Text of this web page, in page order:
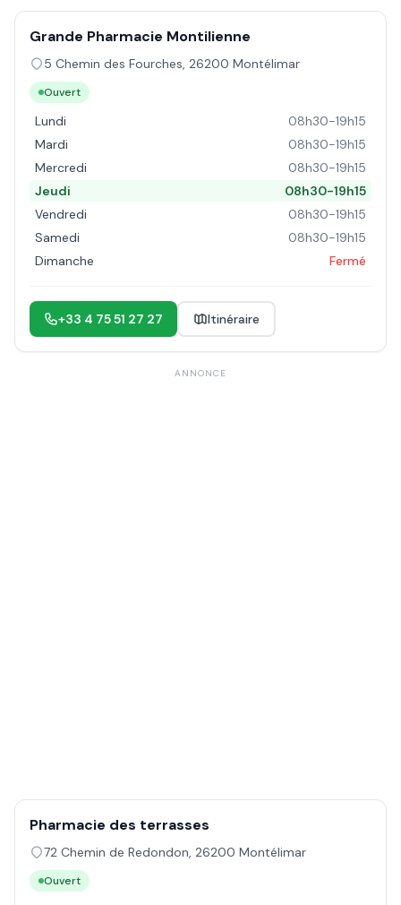
Grande Pharmacie Montilienne
5 Chemin des Fourches, 26200 Montélimar
Ouvert
Lundi
08h30-19h15
Mardi
08h30-19h15
Mercredi
08h30-19h15
Jeudi
08h30-19h15
Vendredi
08h30-19h15
Samedi
08h30-19h15
Dimanche
Fermé
+33 4 75 51 27 27 Itinéraire
ANNONCE
Pharmacie des terrasses
72 Chemin de Redondon, 26200 Montélimar
Ouvert